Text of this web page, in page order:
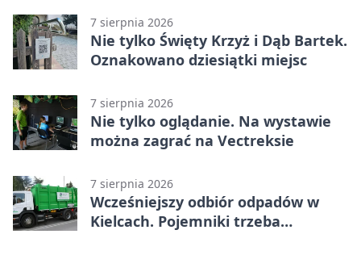
7 sierpnia 2026
Nie tylko Święty Krzyż i Dąb Bartek.
Oznakowano dziesiątki miejsc
7 sierpnia 2026
Nie tylko oglądanie. Na wystawie
można zagrać na Vectreksie
7 sierpnia 2026
Wcześniejszy odbiór odpadów w
Kielcach. Pojemniki trzeba